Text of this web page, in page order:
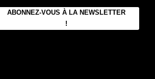
ABONNEZ-VOUS À LA NEWSLETTER
!